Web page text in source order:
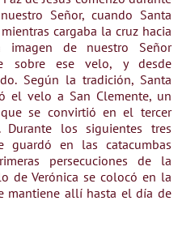
Señor, cuando Santa
cargaba la cruz hacia
imagen de nuestro Señor
sobre ese velo, y desde
Según la tradición, Santa
el velo a San Clemente, un
se convirtió en el tercer
Durante los siguientes tres
en las catacumbas
persecuciones de la
de Verónica se colocó en la
mantiene allí hasta el día de